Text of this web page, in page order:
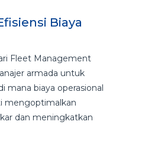
Biaya
Fleet Management
armada untuk
mana biaya operasional
mengoptimalkan
dan meningkatkan